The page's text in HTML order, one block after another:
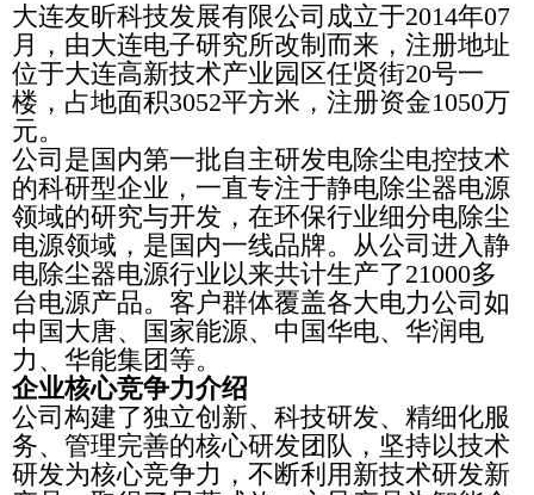
大连友昕科技发展有限公司成立于2014年07
月，由大连电子研究所改制而来，注册地址
位于大连高新技术产业园区任贤街20号一
楼，占地面积3052平方米，注册资金1050万
元。
公司是国内第一批自主研发电除尘电控技术
的科研型企业，一直专注于静电除尘器电源
领域的研究与开发，在环保行业细分电除尘
电源领域，是国内一线品牌。从公司进入静
电除尘器电源行业以来共计生产了21000多
台电源产品。客户群体覆盖各大电力公司如
中国大唐、国家能源、中国华电、华润电
力、华能集团等。
企业核心竞争力介绍
公司构建了独立创新、科技研发、精细化服
务、管理完善的核心研发团队，坚持以技术
研发为核心竞争力，不断利用新技术研发新